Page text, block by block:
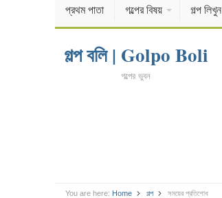
প্রথম পাতা গল্পের বিষয় গল্প লিখুন
গল্প বলি | Golpo Boli
গল্পের ভুবন
You are here: Home গল্প সময়ের প্রতিশোধ